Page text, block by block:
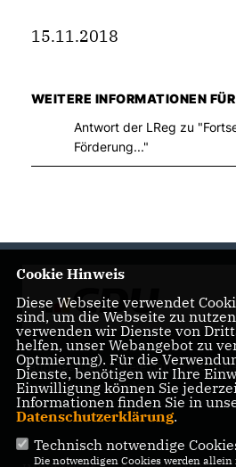
15.11.2018
WEITERE INFORMATIONEN
Antwort der LReg zu
Förderung..."
Landtagsabgeordnete Barbara
ihre politischen Ziele.
Cookie Hinweis
Diese Webseite verwendet
sind, um die Webseite zu
verwenden wir Dienste von
helfen, unser Webangebot zu
Optmierung). Für die
Dienste, benötigen wir Ihre
Einwilligung können Sie
Informationen finden Sie in
Datenschutzerklärung.
Technisch notwendige
Die notwendigen Cookies werden allein